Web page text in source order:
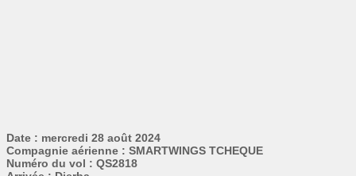
Date : mercredi 28 août 2024
Compagnie aérienne : SMARTWINGS TCHEQUE
Numéro du vol : QS2818